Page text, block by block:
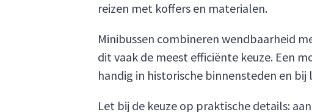
reizen met koffers en materialen.
Minibussen combineren wendbaarheid
dit vaak de meest efficiënte keuze. Een
handig in historische binnensteden en
Let bij de keuze op praktische details: